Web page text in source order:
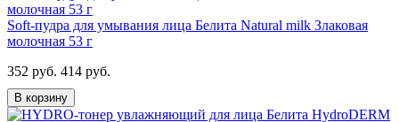
Soft-пудра для умывания лица Белита Natural milk Злаковая
молочная 53 г
352 руб. 414 руб.
В корзину